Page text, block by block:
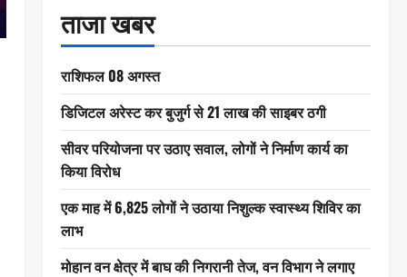
ताजा खबर
राशिफल 08 अगस्त
डिजिटल अरेस्ट कर बुजुर्ग से 21 लाख की साइबर ठगी
सीवर परियोजना पर उठाए सवाल, लोगों ने निर्माण कार्य का
किया विरोध
एक माह में 6,825 लोगों ने उठाया निशुल्क स्वास्थ्य शिविर का
लाभ
मोहान वन क्षेत्र में बाघ की निगरानी तेज, वन विभाग ने लगाए